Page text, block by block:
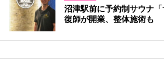
沼津駅前に予約制サウナ
復師が開業、整体施術も